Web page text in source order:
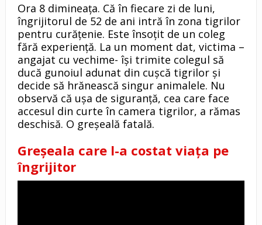
Ora 8 dimineaţa. Că în fiecare zi de luni,
îngrijitorul de 52 de ani intră în zona tigrilor
pentru curăţenie. Este însoţit de un coleg
fără experienţă. La un moment dat, victima –
angajat cu vechime- îşi trimite colegul să
ducă gunoiul adunat din cuşcă tigrilor şi
decide să hrănească singur animalele. Nu
observă că uşa de siguranţă, cea care face
accesul din curte în camera tigrilor, a rămas
deschisă. O greşeală fatală.
Greşeala care l-a costat viaţa pe
îngrijitor